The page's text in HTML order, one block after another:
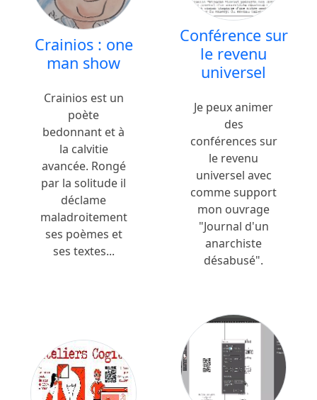
Crainios : one
man show
Crainios est un
poète
bedonnant et à
la calvitie
avancée. Rongé
par la solitude il
déclame
maladroitement
ses poèmes et
ses textes...
Conférence sur
le revenu
universel
Je peux animer
des
conférences sur
le revenu
universel avec
comme support
mon ouvrage
"Journal d'un
anarchiste
désabusé".